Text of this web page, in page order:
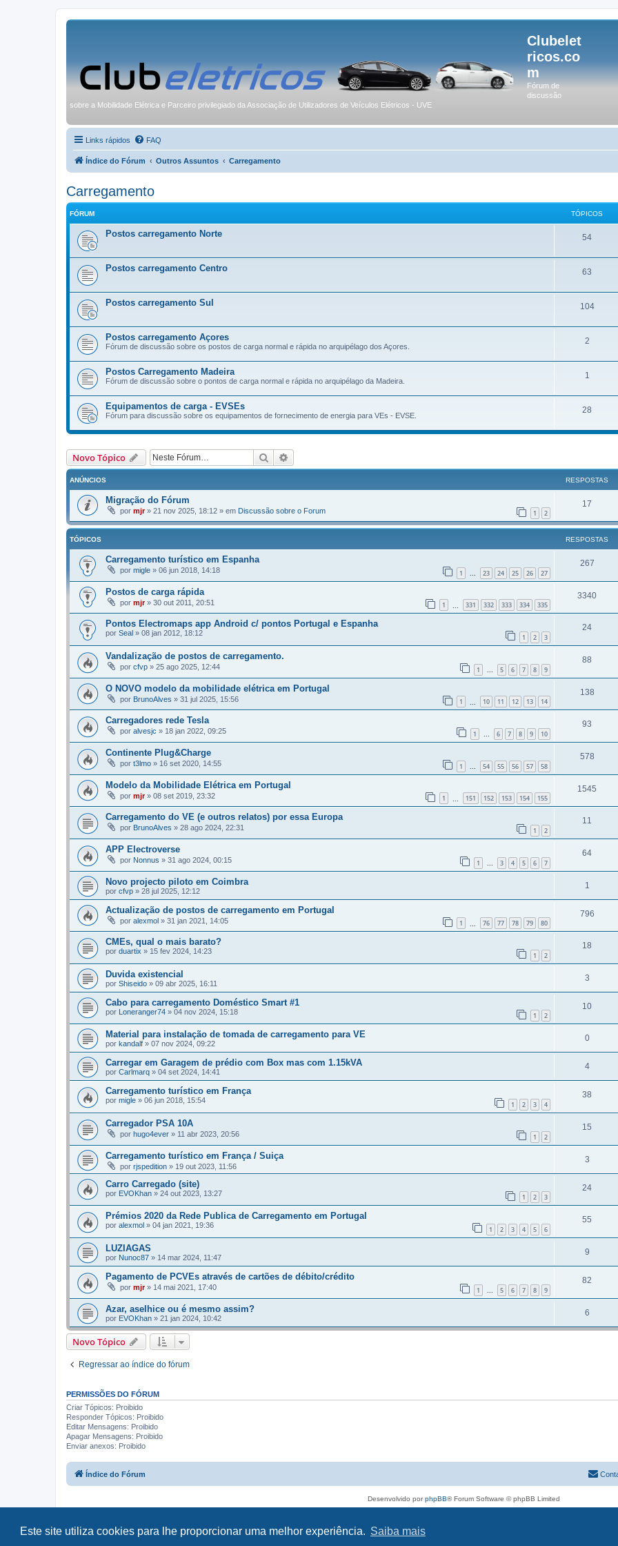
Este site utiliza cookies para lhe proporcionar uma melhor experiência. Saiba mais
Clubelet
ricos.co
m
Fórum de
discussão
sobre a Mobilidade Elétrica e Parceiro privilegiado da Associação de Utilizadores de Veículos Elétricos - UVE
Links rápidos FAQ
Índice do Fórum Outros Assuntos Carregamento
Carregamento
FÓRUM TÓPICOS
Postos carregamento Norte 54
Postos carregamento Centro 63
Postos carregamento Sul 104
Postos carregamento Açores
Fórum de discussão sobre os postos de carga normal e rápida no arquipélago dos Açores.
2
Postos Carregamento Madeira
Fórum de discussão sobre o pontos de carga normal e rápida no arquipélago da Madeira.
1
Equipamentos de carga - EVSEs
Fórum para discussão sobre os equipamentos de fornecimento de energia para VEs - EVSE.
28
Novo Tópico Pesquisar
ANÚNCIOS RESPOSTAS
Migração do Fórum
por mjr» 21 nov 2025, 18:12 » em Discussão sobre o Forum 1 2
17
TÓPICOS RESPOSTAS
Carregamento turístico em Espanha
por migle » 06 jun 2018, 14:18 1 ... 23 24 25 26 27
267
Postos de carga rápida
por mjr» 30 out 2011, 20:51 1 331 332 333 334 335
3340
Pontos Electromaps app Android c/ pontos Portugal e Espanha
por Seal » 08 jan 2012, 18:12 1 2 3
24
Vandalização de postos de carregamento.
por cfvp » 25 ago 2025, 12:44 1 ... 5 6 7 8 9
88
O NOVO modelo da mobilidade elétrica em Portugal
por BrunoAlves » 31 jul 2025, 15:56 1 10 11 12 13 14
138
Carregadores rede Tesla
por alvesjc » 18 jan 2022, 09:25 1 ... 6 7 8 9 10
93
Continente Plug&Charge
por t3lmo » 16 set 2020, 14:55 1 ... 54 55 56 57 58
578
Modelo da Mobilidade Elétrica em Portugal
por mjr» 08 set 2019, 23:32 1 151 152 153 154 155
1545
Carregamento do VE (e outros relatos) por essa Europa
por BrunoAlves » 28 ago 2024, 22:31 1 2
11
APP Electroverse
por Nonnus » 31 ago 2024, 00:15 1 ... 3 4 5 6 7
64
Novo projecto piloto em Coimbra
por cfvp » 28 jul 2025, 12:12
1
Actualização de postos de carregamento em Portugal
por alexmol » 31 jan 2021, 14:05 1 76 77 78 79 80
796
CMEs, qual o mais barato?
por duartix » 15 fev 2024, 14:23 1 2
18
Duvida existencial
por Shiseido » 09 abr 2025, 16:11
3
Cabo para carregamento Doméstico Smart #1
por Loneranger74 » 04 nov 2024, 15:18 1 2
10
Material para instalação de tomada de carregamento para VE
por kandalf » 07 nov 2024, 09:22
0
Carregar em Garagem de prédio com Box mas com 1.15kVA
por Carlmarq » 04 set 2024, 14:41
4
Carregamento turístico em França
por migle » 06 jun 2018, 15:54 1 2 3 4
38
Carregador PSA 10A
por hugo4ever » 11 abr 2023, 20:56 1 2
15
Carregamento turístico em França / Suiça
por rjspedition » 19 out 2023, 11:56
3
Carro Carregado (site)
por EVOKhan » 24 out 2023, 13:27 1 2 3
24
Prémios 2020 da Rede Publica de Carregamento em Portugal
por alexmol » 04 jan 2021, 19:36 1 2 3 4 5 6
55
LUZIAGAS
por Nunoc87 » 14 mar 2024, 11:47
9
Pagamento de PCVEs através de cartões de débito/crédito
por mjr» 14 mai 2021, 17:40 1 ... 5 6 7 8 9
82
Azar, aselhice ou é mesmo assim?
por EVOKhan » 21 jan 2024, 10:42
6
Novo Tópico
Regressar ao índice do fórum
PERMISSÕES DO FÓRUM
Criar Tópicos: Proibido
Responder Tópicos: Proibido
Editar Mensagens: Proibido
Apagar Mensagens: Proibido
Enviar anexos: Proibido
Índice do Fórum
Desenvolvido porphpBB® Forum Software © phpBB Limited